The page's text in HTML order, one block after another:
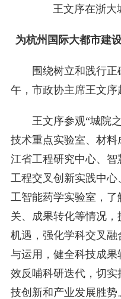
王文序在浙大
为杭州国际大都市建
围绕树立和践行
午，市政协主席王文序
王文序参观“城院
技术重点实验室、材
江省工程研究中心、智
工程交叉创新实践中
工智能药学实验室，
关、成果转化等情况，
机遇，强化学科交叉
与运用，健全科技成
效反哺科研迭代，切
技创新和产业发展胜势